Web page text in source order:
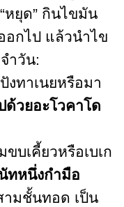
หยุด” กินไขมัน
อกไป แล้วนำไข
ำวัน:
งทาเนยหรือมา
วยอะโวคาโด
บเคี้ยวหรือเบเก
ทหนึ่งกำมือ
ามชั้นทอด เป็น